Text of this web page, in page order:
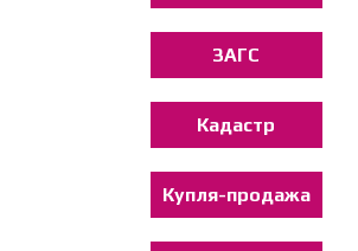
ЗАГС
Кадастр
Купля-продажа